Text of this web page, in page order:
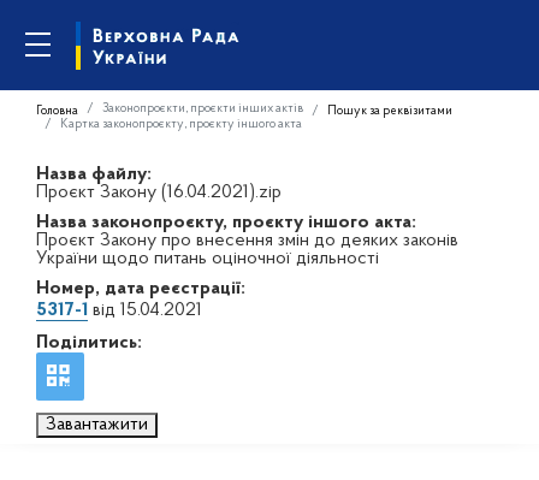
Головна Законопроєкти, проєкти інших актів
Пошук за реквізитами
Картка законопроєкту, проєкту іншого акта
Назва файлу:
Проєкт Закону (16.04.2021).zip
Назва законопроєкту, проєкту іншого акта:
Проєкт Закону про внесення змін до деяких законів
України щодо питань оціночної діяльності
Номер, дата реєстрації:
5317-1 від 15.04.2021
Поділитись:
Завантажити